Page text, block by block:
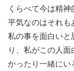
くらべて今は精神
平気なのはそれも
私の事を面白いと
り、私がこの人
かったり一緒にい